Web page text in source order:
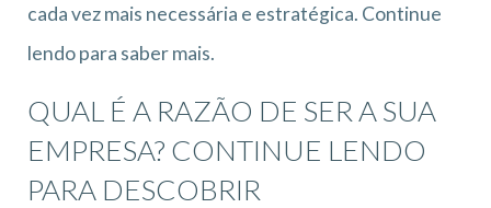
cada vez mais necessária e estratégica. Continue
lendo para saber mais.
QUAL É A RAZÃO DE SER A SUA
EMPRESA? CONTINUE LENDO
PARA DESCOBRIR